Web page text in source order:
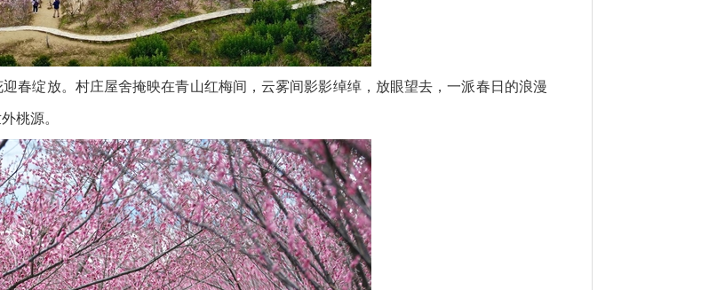
春绽放。村庄屋舍掩映在青山红梅间，云雾间影影绰绰，放眼望去，一派春日的浪漫
桃源。